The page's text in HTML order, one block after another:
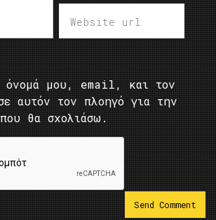
όνομά μου, email, και τον
αυτόν τον πλοηγό για την
θα σχολιάσω.